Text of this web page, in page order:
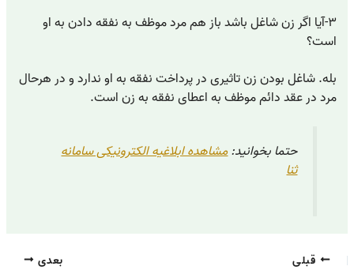
۳-آیا اگر زن شاغل باشد باز هم مرد موظف به نفقه دادن به او
است؟
بله. شاغل بودن زن تاثیری در پرداخت نفقه به او ندارد و در هرحال
مرد در عقد دائم موظف به اعطای نفقه به زن است.
حتما بخوانید:مشاهده ابلاغیه الکترونیکی سامانه
ثنا
قبلی بعدی